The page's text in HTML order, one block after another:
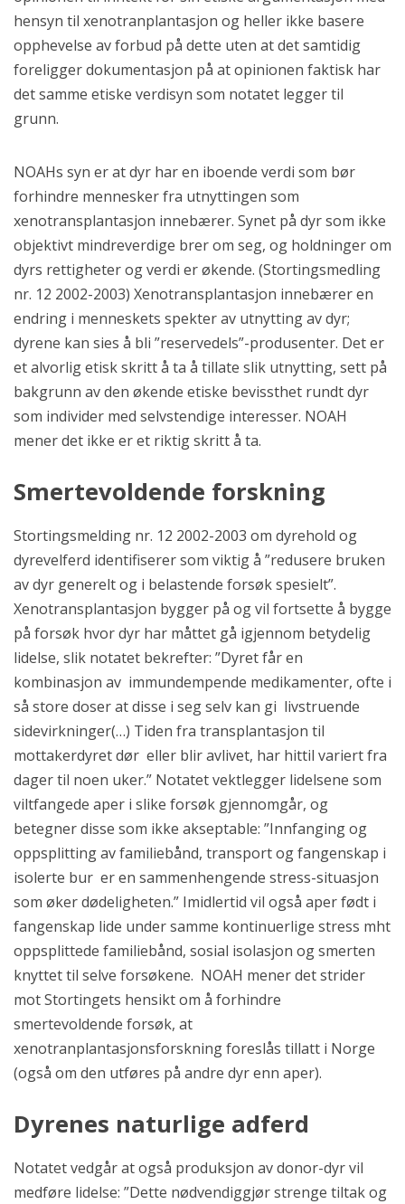
hensyn til xenotranplantasjon og heller ikke basere
opphevelse av forbud på dette uten at det samtidig
foreligger dokumentasjon på at opinionen faktisk har
det samme etiske verdisyn som notatet legger til
grunn.
NOAHs syn er at dyr har en iboende verdi som bør
forhindre mennesker fra utnyttingen som
xenotransplantasjon innebærer. Synet på dyr som ikke
objektivt mindreverdige brer om seg, og holdninger om
dyrs rettigheter og verdi er økende. (Stortingsmedling
nr. 12 2002-2003) Xenotransplantasjon innebærer en
endring i menneskets spekter av utnytting av dyr;
dyrene kan sies å bli ”reservedels”-produsenter. Det er
et alvorlig etisk skritt å ta å tillate slik utnytting, sett på
bakgrunn av den økende etiske bevissthet rundt dyr
som individer med selvstendige interesser. NOAH
mener det ikke er et riktig skritt å ta.
Smertevoldende forskning
Stortingsmelding nr. 12 2002-2003 om dyrehold og
dyrevelferd identifiserer som viktig å ”redusere bruken
av dyr generelt og i belastende forsøk spesielt”.
Xenotransplantasjon bygger på og vil fortsette å bygge
på forsøk hvor dyr har måttet gå igjennom betydelig
lidelse, slik notatet bekrefter: ”Dyret får en
kombinasjon av immundempende medikamenter, ofte i
så store doser at disse i seg selv kan gi livstruende
sidevirkninger(…) Tiden fra transplantasjon til
mottakerdyret dør eller blir avlivet, har hittil variert fra
dager til noen uker.” Notatet vektlegger lidelsene som
viltfangede aper i slike forsøk gjennomgår, og
betegner disse som ikke akseptable: ”Innfanging og
oppsplitting av familiebånd, transport og fangenskap i
isolerte bur er en sammenhengende stress-situasjon
som øker dødeligheten.” Imidlertid vil også aper født i
fangenskap lide under samme kontinuerlige stress mht
oppsplittede familiebånd, sosial isolasjon og smerten
knyttet til selve forsøkene. NOAH mener det strider
mot Stortingets hensikt om å forhindre
smertevoldende forsøk, at
xenotranplantasjonsforskning foreslås tillatt i Norge
(også om den utføres på andre dyr enn aper).
Dyrenes naturlige adferd
Notatet vedgår at også produksjon av donor-dyr vil
medføre lidelse: ”Dette nødvendiggjør strenge tiltak og